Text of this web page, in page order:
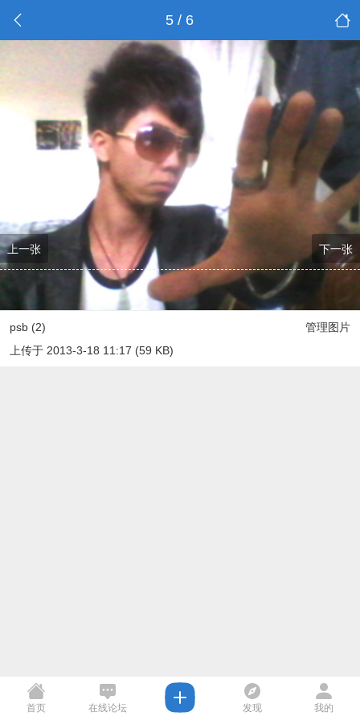
5 / 6
上一张 下一张
管理图片
psb (2)
上传于 2013-3-18 11:17 (59 KB)
首页 在线论坛 发现 我的